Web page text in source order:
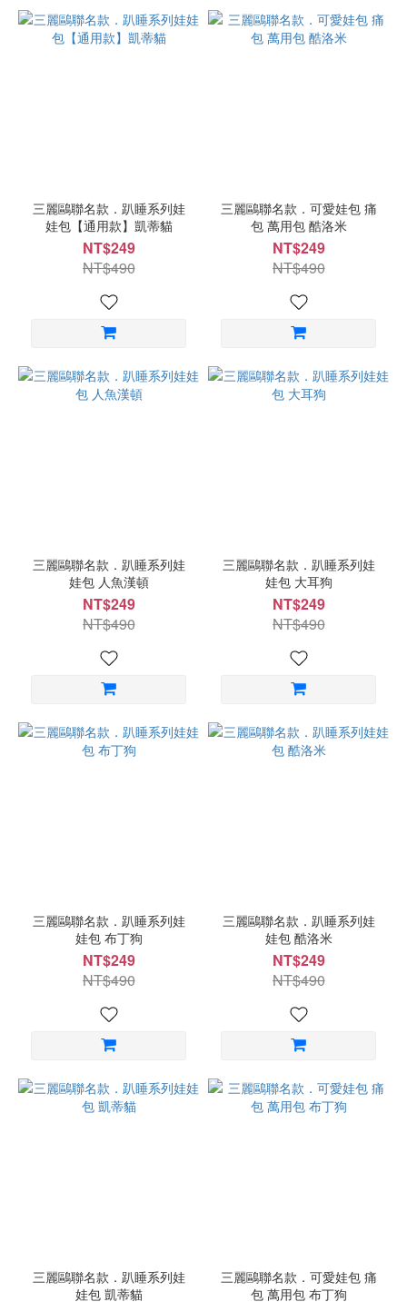
三麗鷗聯名款．趴睡系列娃
娃包【通用款】凱蒂貓
NT$249
NT$490
三麗鷗聯名款．可愛娃包 痛
包 萬用包 酷洛米
NT$249
NT$490
三麗鷗聯名款．趴睡系列娃
娃包 人魚漢頓
NT$249
NT$490
三麗鷗聯名款．趴睡系列娃
娃包 大耳狗
NT$249
NT$490
三麗鷗聯名款．趴睡系列娃
娃包 布丁狗
NT$249
NT$490
三麗鷗聯名款．趴睡系列娃
娃包 酷洛米
NT$249
NT$490
三麗鷗聯名款．趴睡系列娃
娃包 凱蒂貓
三麗鷗聯名款．可愛娃包 痛
包 萬用包 布丁狗